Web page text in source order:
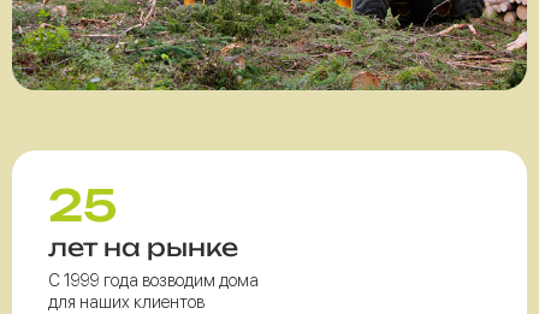
25
лет на рынке
С 1999 года возводим дома
для наших клиентов